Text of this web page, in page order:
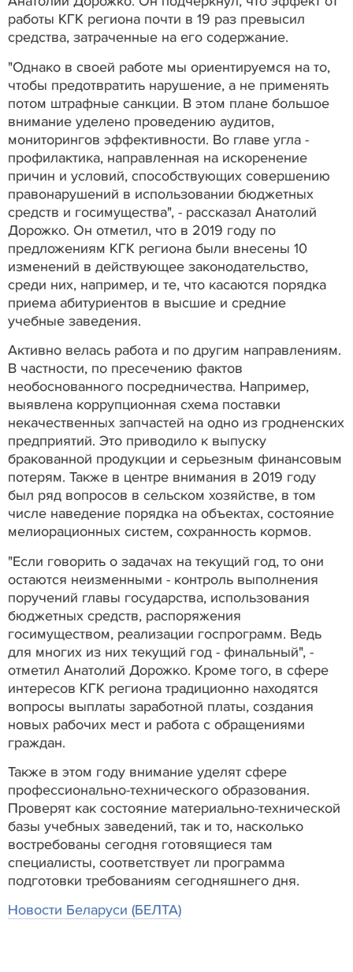
работы КГК региона почти в 19 раз превысил
средства, затраченные на его содержание.
"Однако в своей работе мы ориентируемся на то,
чтобы предотвратить нарушение, а не применять
потом штрафные санкции. В этом плане большое
внимание уделено проведению аудитов,
мониторингов эффективности. Во главе угла -
профилактика, направленная на искоренение
причин и условий, способствующих совершению
правонарушений в использовании бюджетных
средств и госимущества", - рассказал Анатолий
Дорожко. Он отметил, что в 2019 году по
предложениям КГК региона были внесены 10
изменений в действующее законодательство,
среди них, например, и те, что касаются порядка
приема абитуриентов в высшие и средние
учебные заведения.
Активно велась работа и по другим направлениям.
В частности, по пресечению фактов
необоснованного посредничества. Например,
выявлена коррупционная схема поставки
некачественных запчастей на одно из гродненских
предприятий. Это приводило к выпуску
бракованной продукции и серьезным финансовым
потерям. Также в центре внимания в 2019 году
был ряд вопросов в сельском хозяйстве, в том
числе наведение порядка на объектах, состояние
мелиорационных систем, сохранность кормов.
"Если говорить о задачах на текущий год, то они
остаются неизменными - контроль выполнения
поручений главы государства, использования
бюджетных средств, распоряжения
госимуществом, реализации госпрограмм. Ведь
для многих из них текущий год - финальный", -
отметил Анатолий Дорожко. Кроме того, в сфере
интересов КГК региона традиционно находятся
вопросы выплаты заработной платы, создания
новых рабочих мест и работа с обращениями
граждан.
Также в этом году внимание уделят сфере
профессионально-технического образования.
Проверят как состояние материально-технической
базы учебных заведений, так и то, насколько
востребованы сегодня готовящиеся там
специалисты, соответствует ли программа
подготовки требованиям сегодняшнего дня.
Новости Беларуси (БЕЛТА)